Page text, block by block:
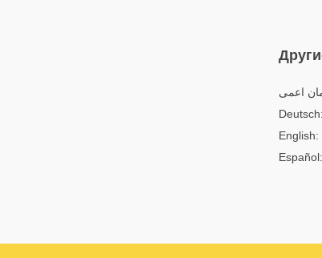
اعمى
Deutsch:
English:
Español: